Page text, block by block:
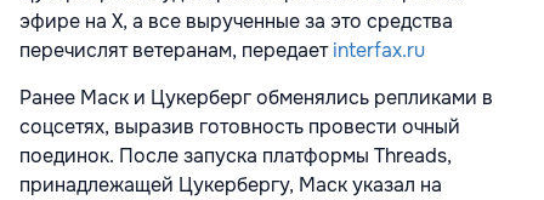
эфире на X, а все вырученные за это средства
перечислят ветеранам, передаетinterfax.ru
Ранее Маск и Цукерберг обменялись репликами в
соцсетях, выразив готовность провести очный
поединок. После запуска платформы Threads,
принадлежащей Цукербергу, Маск указал на